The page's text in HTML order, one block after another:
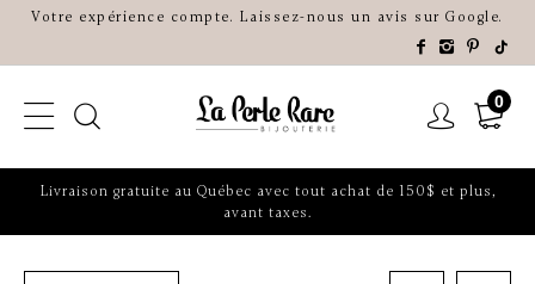
Votre expérience compte. Laissez-nous un avis sur Google.
0
Livraison gratuite au Québec avec tout achat de 150$ et plus,
avant taxes.